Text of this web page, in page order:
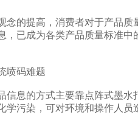
念的提高，消费者对于产品
，已成为各类产品质量标准
码难题
息的方式主要靠点阵式墨水
学污染，可对环境和操作人